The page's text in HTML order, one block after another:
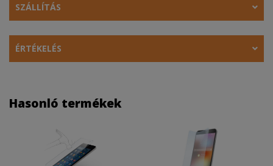
SZÁLLÍTÁS
ÉRTÉKELÉS
Hasonló termékek